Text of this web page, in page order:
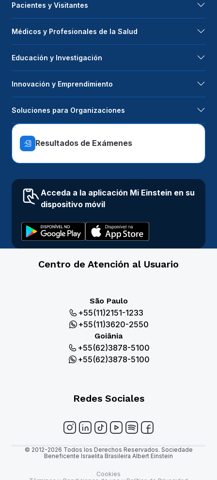
Pacientes y Visitantes
Médicos y Profesionales de la Salud
Educación y Investigación
Innovación y Emprendimiento
Soluciones para Organizaciones
Resultados de Exámenes
Acceda a la aplicación Mi Einstein en su
dispositivo móvil
Centro de Atención al Usuario
São Paulo
+55(11)2151-1233
+55(11)3620-2550
Goiânia
+55(62)3878-5100
+55(62)3878-5100
Redes Sociales
© 2012-2026 Todos los Derechos Reservados. Sociedade
Beneficente Israelita Brasileira Albert Einstein
Cookies